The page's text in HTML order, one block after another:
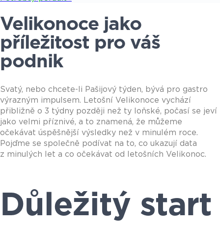
Velikonoce jako
příležitost pro váš
podnik
Svatý, nebo chcete-li Pašijový týden, bývá pro gastro
výrazným impulsem. Letošní Velikonoce vychází
přibližně o 3 týdny později než ty loňské, počasí se jeví
jako velmi příznivé, a to znamená, že můžeme
očekávat úspěšnější výsledky než v minulém roce.
Pojďme se společně podívat na to, co ukazují data
z minulých let a co očekávat od letošních Velikonoc.
Důležitý start